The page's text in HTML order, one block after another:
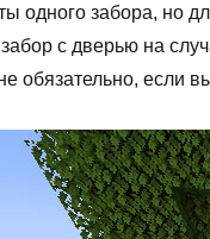
одного забора, но
с дверью на
обязательно, если